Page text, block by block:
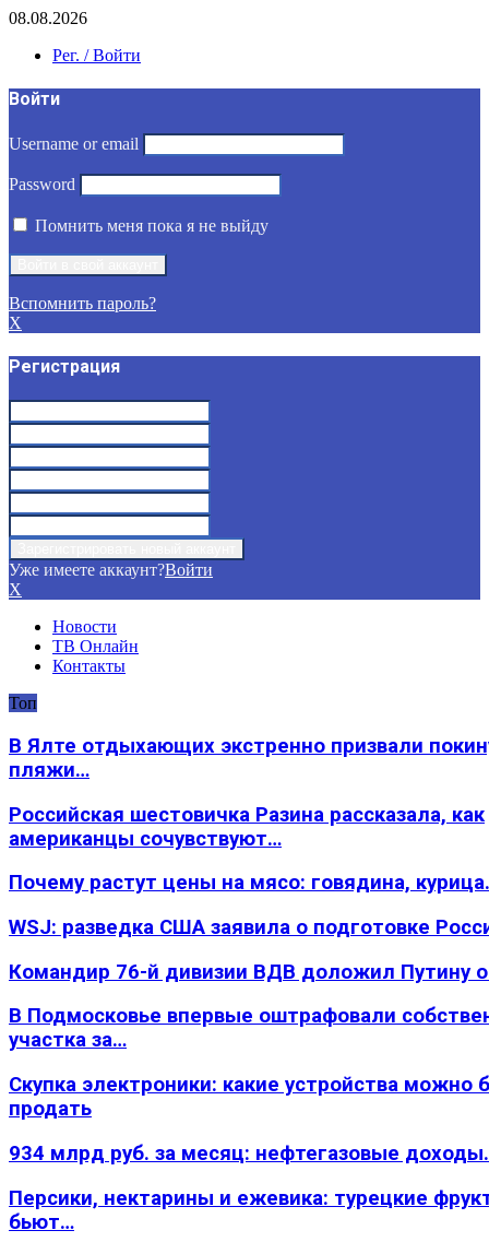
08.08.2026
Рег. / Войти
Войти
Username or email
Password
Помнить меня пока я не выйду
Вспомнить пароль?
X
Регистрация
Уже имеете аккаунт?Войти
X
Новости
ТВ Онлайн
Контакты
Топ
В Ялте отдыхающих экстренно призвали
пляжи…
Российская шестовичка Разина рассказала, как
американцы сочувствуют…
Почему растут цены на мясо: говядина,
WSJ: разведка США заявила о подготовке
Командир 76-й дивизии ВДВ доложил Путину
В Подмосковье впервые оштрафовали
участка за…
Скупка электроники: какие устройства можно
продать
934 млрд руб. за месяц: нефтегазовые
Персики, нектарины и ежевика: турецкие
бьют…